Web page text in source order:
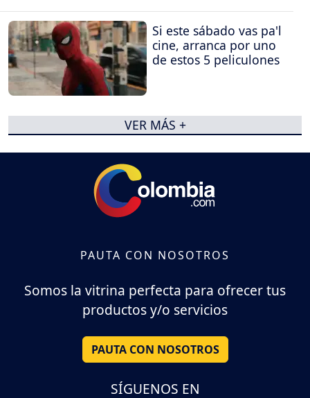
Si este sábado vas pa'l
cine, arranca por uno
de estos 5 peliculones
VER MÁS +
PAUTA CON NOSOTROS
Somos la vitrina perfecta para ofrecer tus
productos y/o servicios
PAUTA CON NOSOTROS
SÍGUENOS EN